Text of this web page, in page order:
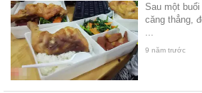
Sau một
căng thẳng,
9 năm trước